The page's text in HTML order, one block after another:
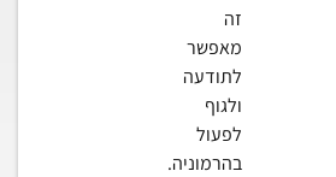
זה
מאפשר
לתודעה
ולגוף
לפעול
בהרמוניה.